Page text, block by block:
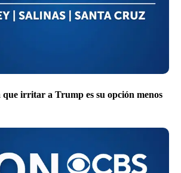
irritar a Trump es su opción menos